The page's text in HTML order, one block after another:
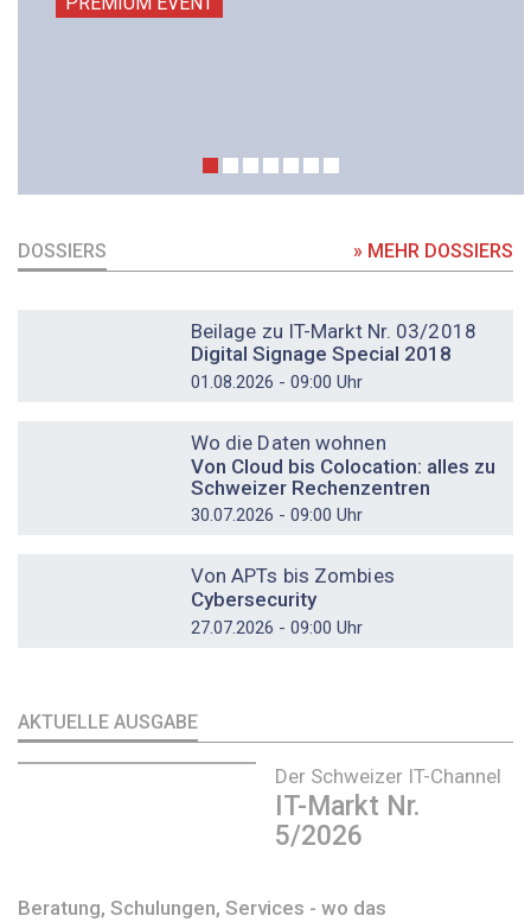
DOSSIERS » MEHR DOSSIERS
Beilage zu IT-Markt Nr. 03/2018
Digital Signage Special 2018
01.08.2026 - 09:00 Uhr
Wo die Daten wohnen
Von Cloud bis Colocation: alles zu
Schweizer Rechenzentren
30.07.2026 - 09:00 Uhr
Von APTs bis Zombies
Cybersecurity
27.07.2026 - 09:00 Uhr
AKTUELLE AUSGABE
Der Schweizer IT-Channel
IT-Markt Nr.
5/2026
Beratung, Schulungen, Services - wo das